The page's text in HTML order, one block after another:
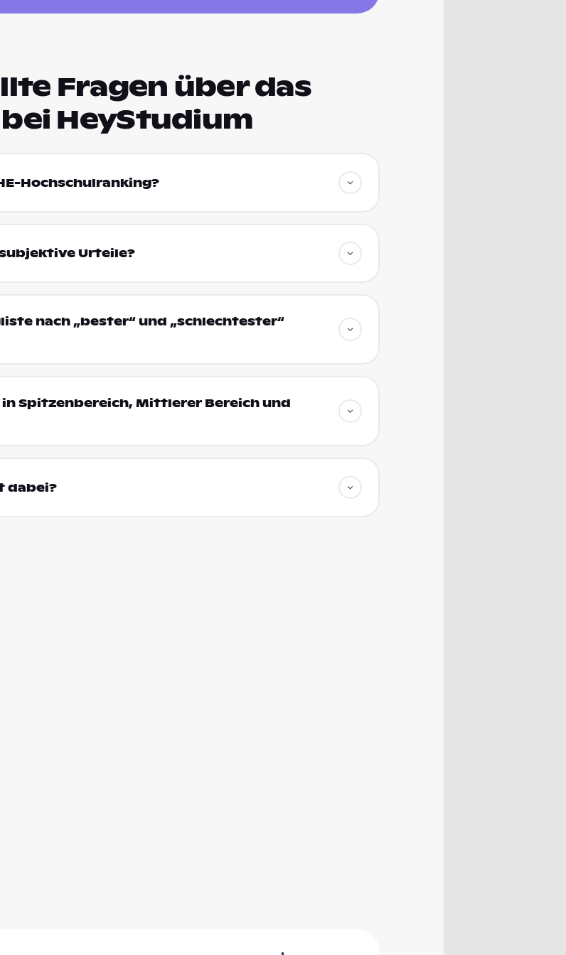
Fragen über das
bei HeyStudium
Hochschulranking?
Urteile?
nach „bester“ und „schlechtester“
Spitzenbereich, Mittlerer Bereich und
dabei?